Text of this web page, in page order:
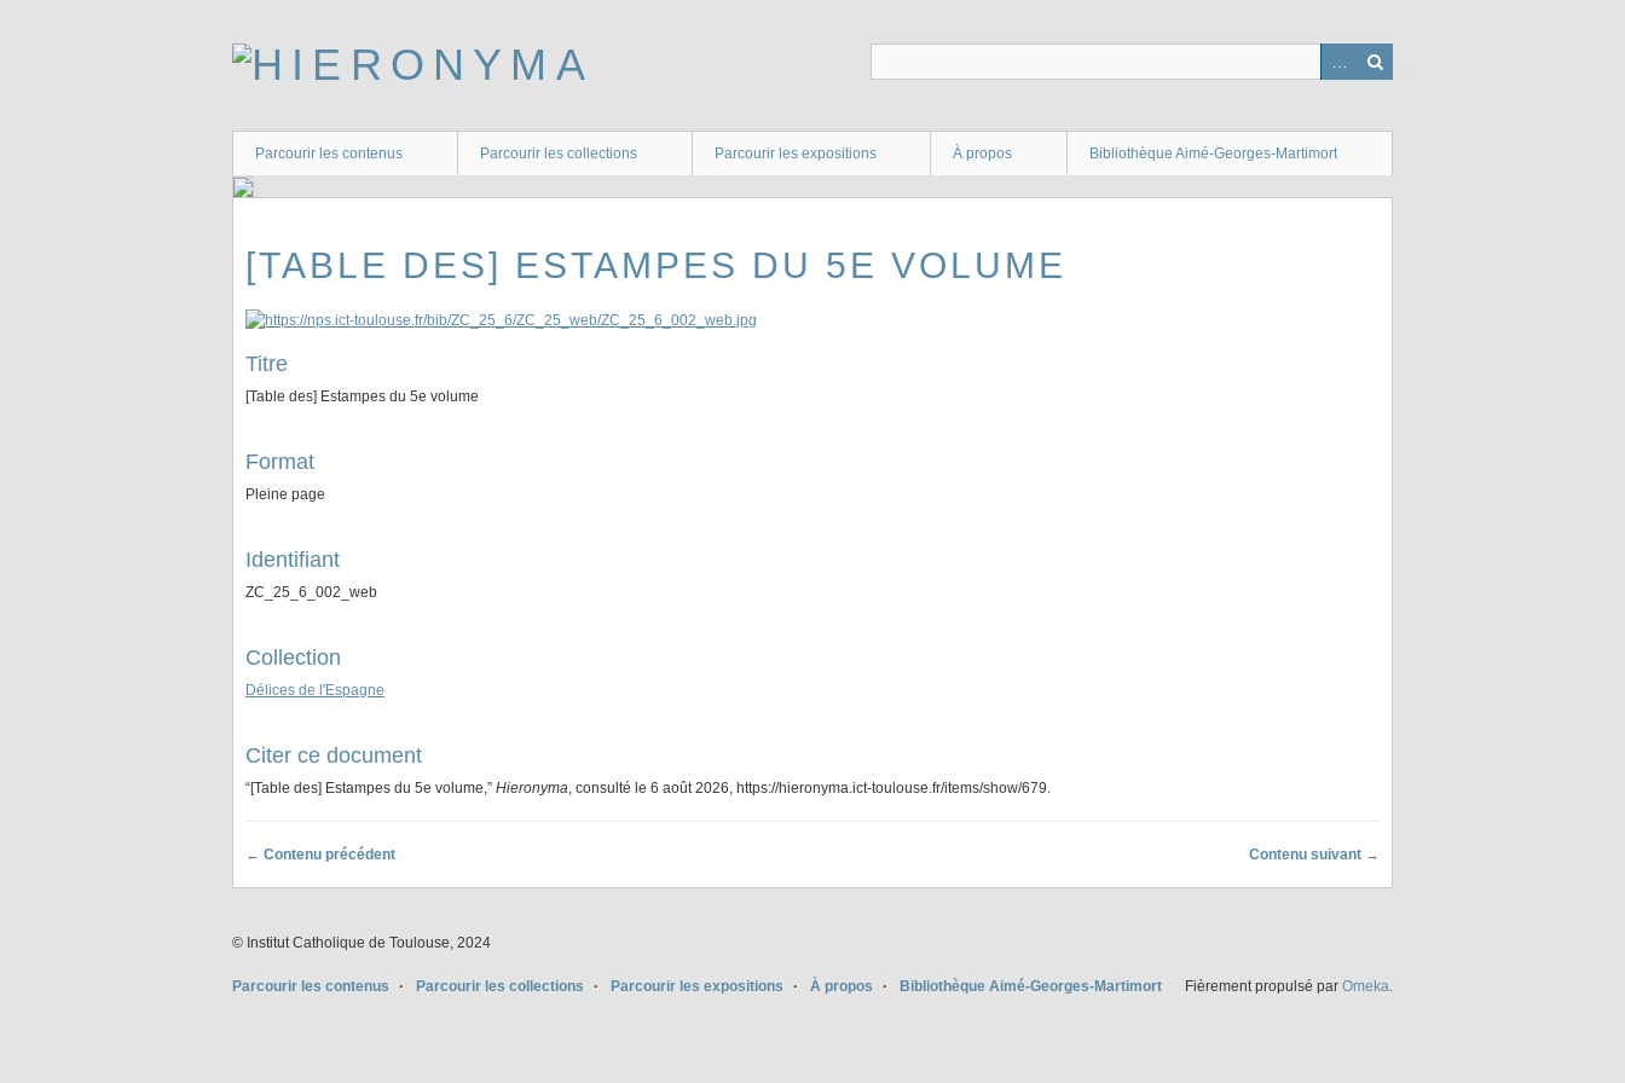
Parcourir les contenus Parcourir les collections Parcourir les expositions À propos Bibliothèque Aimé-Georges-Martimort
[TABLE DES] ESTAMPES DU 5E VOLUME
Titre
[Table des] Estampes du 5e volume
Format
Pleine page
Identifiant
ZC_25_6_002_web
Collection
Délices de l'Espagne
Citer ce document
“[Table des] Estampes du 5e volume,” Hieronyma, consulté le 6 août 2026, https://hieronyma.ict-toulouse.fr/items/show/679.
← Contenu précédent Contenu suivant →
© Institut Catholique de Toulouse, 2024
Parcourir les contenus Parcourir les collections Parcourir les expositions À propos Bibliothèque Aimé-Georges-Martimort Fièrement propulsé par Omeka.